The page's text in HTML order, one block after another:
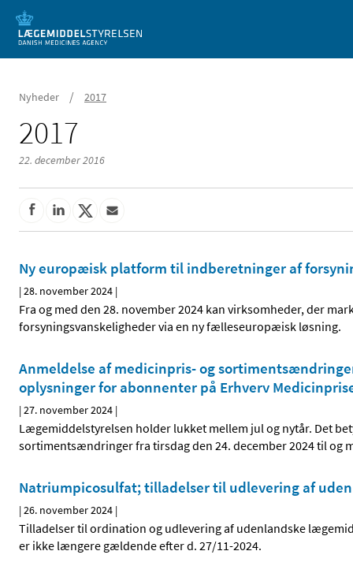
Mobil visning
Nyheder / 2017
2017
22. december 2016
Ny europæisk platform til indberetninger af
|28. november 2024 |
Fra og med den 28. november 2024 kan virksomheder, der
forsyningsvanskeligheder via en ny fælleseuropæisk løsning.
Anmeldelse af medicinpris- og
oplysninger for abonnenter på Erhverv
|27. november 2024 |
Lægemiddelstyrelsen holder lukket mellem jul og nytår. Det
sortimentsændringer fra tirsdag den 24. december 2024 til og
Natriumpicosulfat; tilladelser til udlevering af
|26. november 2024 |
Tilladelser til ordination og udlevering af udenlandske
er ikke længere gældende efter d. 27/11-2024.